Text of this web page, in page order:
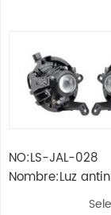
NO:LS-JAL-028
Nombre:Luz
/ b 5d (alta